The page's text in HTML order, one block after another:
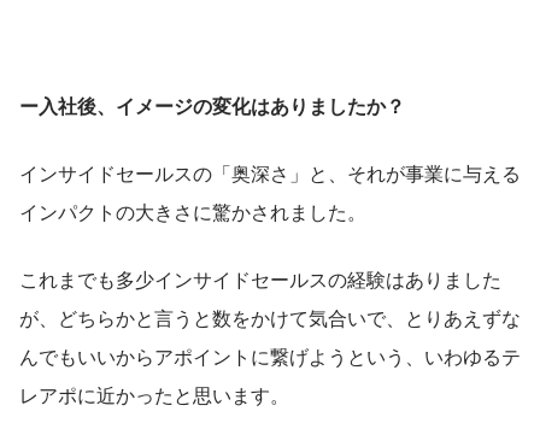
ー入社後、イメージの変化はありましたか？
インサイドセールスの「奥深さ」と、それが事業に与える
インパクトの大きさに驚かされました。
これまでも多少インサイドセールスの経験はありました
が、どちらかと言うと数をかけて気合いで、とりあえずな
んでもいいからアポイントに繋げようという、いわゆるテ
レアポに近かったと思います。